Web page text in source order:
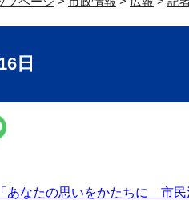
日
あなたの思いをかたちに 市